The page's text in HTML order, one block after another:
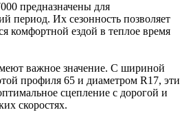
предназначены для
период. Их сезонность позволяет
комфортной ездой в теплое время
важное значение. С шириной
профиля 65 и диаметром R17, эти
сцепление с дорогой и
скоростях.